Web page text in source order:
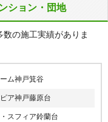
道場町平田、道場町生野
津、鳴子、西大池、西山
田、八多町附物、八多町
中尾台、花山東町、東有
り北町、ひよどり台、ひ
、五社駅、岡場駅、田尾寺
、鈴蘭台西口駅、西鈴蘭台
駅
駅
ション・団地
の施工実績がありま
ム神戸箕谷
ア神戸藤原台
スフィア鈴蘭台